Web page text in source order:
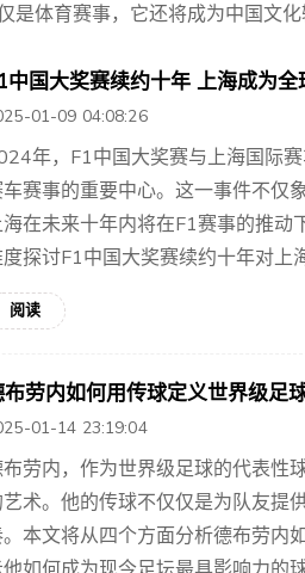
是体育赛事，它还将成为中国文
中国大奖赛续约十年 上海成为全
01-09 04:08:26
年，F1中国大奖赛与上海国际
车赛事的重要中心。这一事件不仅
在未来十年内将在F1赛事的推动
探讨F1中国大奖赛续约十年对上
阅读
劳内如何用传球定义世界级足
01-14 23:19:04
劳内，作为世界级足球的代表性
艺术。他的传球不仅仅是为队友提
本文将从四个方面分析德布劳内